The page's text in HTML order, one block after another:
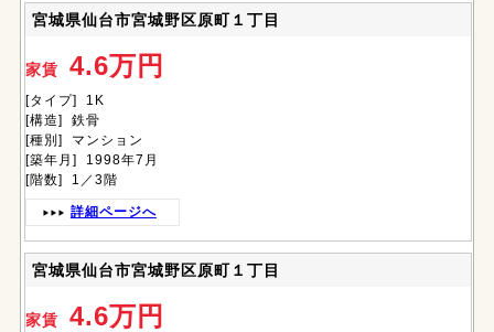
宮城県仙台市宮城野区原町１丁目
家賃 4.6万円
[タイプ] 1K
[構造] 鉄骨
[種別] マンション
[築年月] 1998年7月
[階数] 1／3階
詳細ページへ
宮城県仙台市宮城野区原町１丁目
家賃 4.6万円